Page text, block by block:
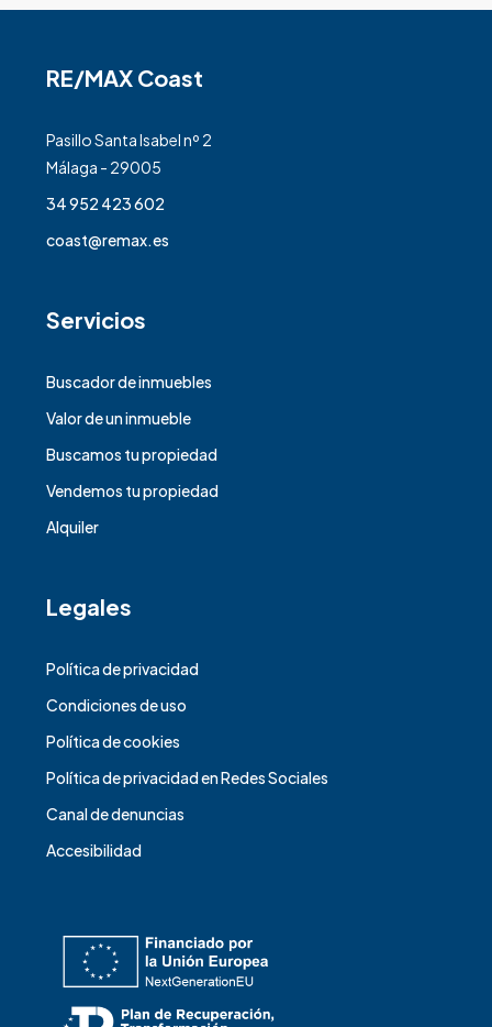
RE/MAX Coast
Pasillo Santa Isabel nº 2
Málaga - 29005
34 952 423 602
coast@remax.es
Servicios
Buscador de inmuebles
Valor de un inmueble
Buscamos tu propiedad
Vendemos tu propiedad
Alquiler
Legales
Política de privacidad
Condiciones de uso
Política de cookies
Política de privacidad en Redes Sociales
Canal de denuncias
Accesibilidad